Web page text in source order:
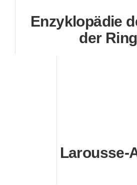
Enzyklopädie
der
Larousse-